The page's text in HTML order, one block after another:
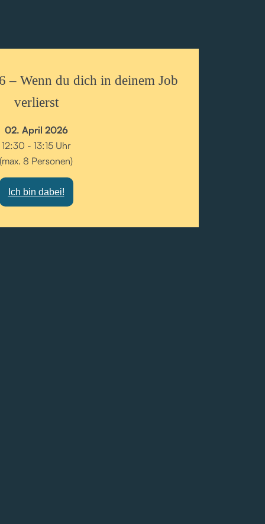
– Wenn du dich in deinem Job
verlierst
02. April 2026
12:30 - 13:15 Uhr
(max. 8 Personen)
Ich bin dabei!